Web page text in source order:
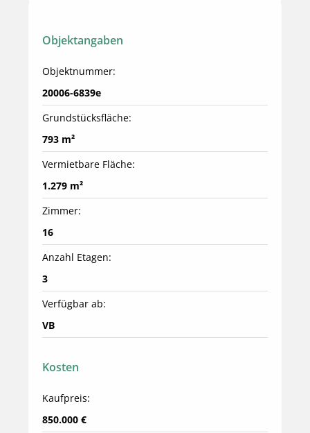
Objektangaben
Objektnummer:
20006-6839e
Grundstücksfläche:
793 m²
Vermietbare Fläche:
1.279 m²
Zimmer:
16
Anzahl Etagen:
3
Verfügbar ab:
VB
Kosten
Kaufpreis:
850.000 €